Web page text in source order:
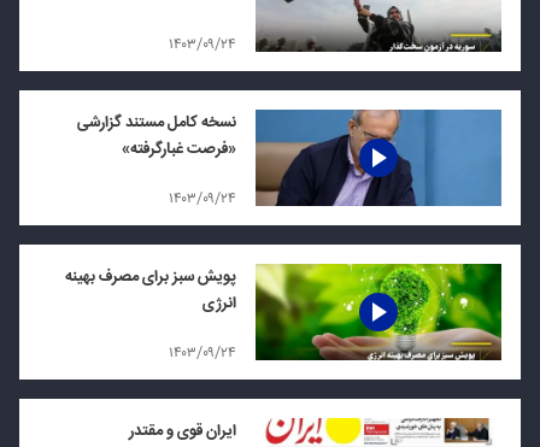
۱۴۰۳/۰۹/۲۴
نسخه کامل مستند گزارشی
«فرصت غبارگرفته»
۱۴۰۳/۰۹/۲۴
پویش سبز برای مصرف بهینه
انرژی
۱۴۰۳/۰۹/۲۴
ایران قوی و مقتدر